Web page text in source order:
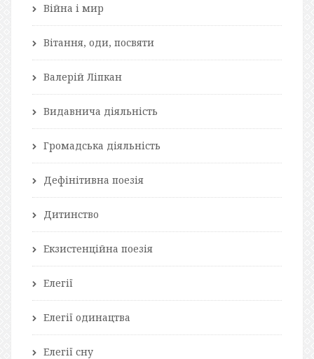
Війна і мир
Вітання, оди, посвяти
Валерій Ліпкан
Видавнича діяльність
Громадська діяльність
Дефінітивна поезія
Дитинство
Екзистенційна поезія
Елегії
Елегії одинацтва
Елегії сну